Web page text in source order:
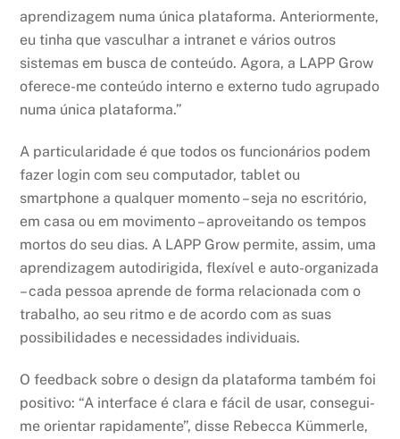
aprendizagem numa única plataforma. Anteriormente,
eu tinha que vasculhar a intranet e vários outros
sistemas em busca de conteúdo. Agora, a LAPP Grow
oferece-me conteúdo interno e externo tudo agrupado
numa única plataforma.”
A particularidade é que todos os funcionários podem
fazer login com seu computador, tablet ou
smartphone a qualquer momento – seja no escritório,
em casa ou em movimento – aproveitando os tempos
mortos do seu dias. A LAPP Grow permite, assim, uma
aprendizagem autodirigida, flexível e auto-organizada
– cada pessoa aprende de forma relacionada com o
trabalho, ao seu ritmo e de acordo com as suas
possibilidades e necessidades individuais.
O feedback sobre o design da plataforma também foi
positivo: “A interface é clara e fácil de usar, consegui-
me orientar rapidamente”, disse Rebecca Kümmerle,